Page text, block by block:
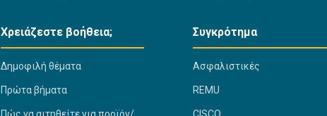
Χρειάζεστε βοήθεια;
Δημοφιλή θέματα
Πρώτα βήματα
Συγκρότημα
Ασφαλιστικές
REMU